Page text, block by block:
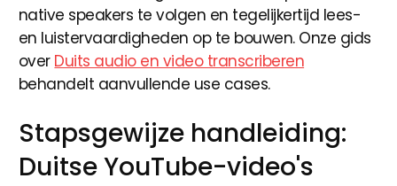
native speakers te volgen en tegelijkertijd lees-
en luistervaardigheden op te bouwen. Onze gids
over Duits audio en video transcriberen
behandelt aanvullende use cases.
Stapsgewijze handleiding:
Duitse YouTube-video's